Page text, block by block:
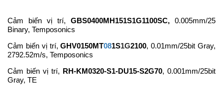
Cảm biến vị trí, GBS0400MH151S1G1100SC, 0.005mm/25
Binary, Temposonics
Cảm biến vị trí,GHV0150MT081S1G2100, 0.01mm/25bit Gray,
2792.52m/s, Temposonics
Cảm biến vị trí, RH-KM0320-S1-DU15-S2G70, 0.001mm/25bit
Gray, TE